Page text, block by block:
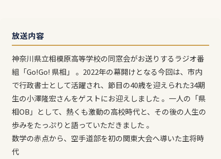
放送内容
神奈川県立相模原高等学校の同窓会がお送りするラジオ番
組「Go!Go! 県相」 。2022年の幕開けとなる今回は、市内
で行政書士として活躍され、節目の40歳を迎えられた34期
生の小澤隆宏さんをゲストにお迎えしました 。一人の「県
相OB」として、熱くも激動の高校時代と、その後の人生の
歩みをたっぷりと語っていただきました 。
数学の赤点から、空手道部を初の関東大会へ導いた主将時
代